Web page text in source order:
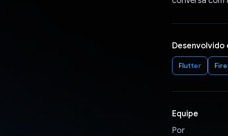
Desenvolvido
Flutter
Equipe
Por